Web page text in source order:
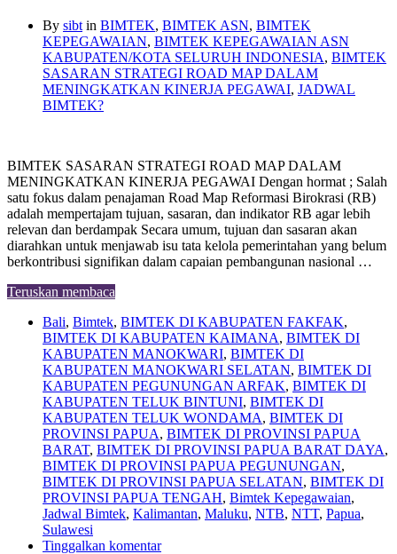
By sibt in BIMTEK, BIMTEK ASN, BIMTEK
KEPEGAWAIAN, BIMTEK KEPEGAWAIAN ASN
KABUPATEN/KOTA SELURUH INDONESIA, BIMTEK
SASARAN STRATEGI ROAD MAP DALAM
MENINGKATKAN KINERJA PEGAWAI, JADWAL
BIMTEK?
BIMTEK SASARAN STRATEGI ROAD MAP DALAM
MENINGKATKAN KINERJA PEGAWAI Dengan hormat ; Salah
satu fokus dalam penajaman Road Map Reformasi Birokrasi (RB)
adalah mempertajam tujuan, sasaran, dan indikator RB agar lebih
relevan dan berdampak Secara umum, tujuan dan sasaran akan
diarahkan untuk menjawab isu tata kelola pemerintahan yang belum
berkontribusi signifikan dalam capaian pembangunan nasional …
Teruskan membaca
Bali, Bimtek, BIMTEK DI KABUPATEN FAKFAK,
BIMTEK DI KABUPATEN KAIMANA, BIMTEK DI
KABUPATEN MANOKWARI, BIMTEK DI
KABUPATEN MANOKWARI SELATAN, BIMTEK DI
KABUPATEN PEGUNUNGAN ARFAK, BIMTEK DI
KABUPATEN TELUK BINTUNI, BIMTEK DI
KABUPATEN TELUK WONDAMA, BIMTEK DI
PROVINSI PAPUA, BIMTEK DI PROVINSI PAPUA
BARAT, BIMTEK DI PROVINSI PAPUA BARAT DAYA,
BIMTEK DI PROVINSI PAPUA PEGUNUNGAN,
BIMTEK DI PROVINSI PAPUA SELATAN, BIMTEK DI
PROVINSI PAPUA TENGAH, Bimtek Kepegawaian,
Jadwal Bimtek, Kalimantan, Maluku, NTB, NTT, Papua,
Sulawesi
Tinggalkan komentar